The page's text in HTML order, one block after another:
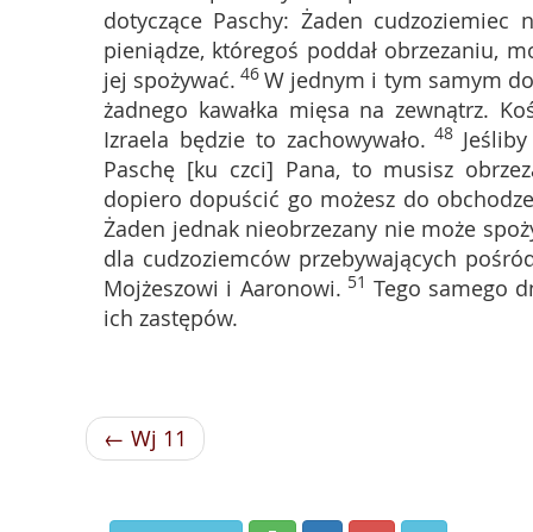
dotyczące Paschy: Żaden cudzoziemiec
pieniądze, któregoś poddał obrzezaniu,
jej spożywać. 46W jednym i tym samym
żadnego kawałka mięsa na zewnątrz.
Izraela będzie to zachowywało. 48
Paschę [ku czci] Pana, to musisz
dopiero dopuścić go możesz do
Żaden jednak nieobrzezany nie może
dla cudzoziemców przebywających
Mojżeszowi i Aaronowi. 51 Tego samego
ich zastępów.
← Wj 11